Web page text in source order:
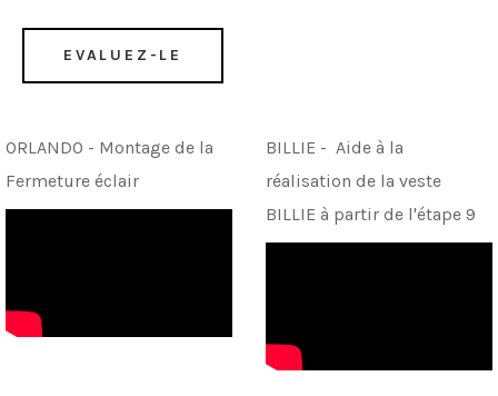
EVALUEZ-LE
ORLANDO - Montage de la
Fermeture éclair
BILLIE - Aide à la
réalisation de la veste
BILLIE à partir de l'étape 9